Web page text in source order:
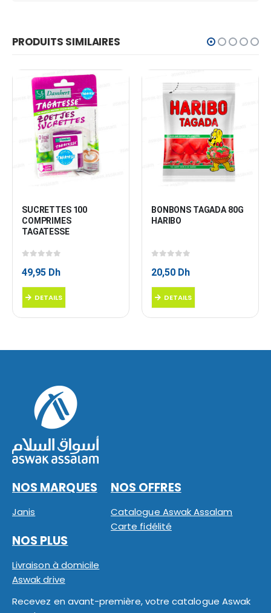
PRODUITS SIMILAIRES
SUCRETTES 100
COMPRIMES
TAGATESSE
49,95 Dh
DETAILS
BONBONS TAGADA 80G
HARIBO
20,50 Dh
DETAILS
NOS MARQUES
Janis
NOS OFFRES
Catalogue Aswak Assalam
Carte fidélité
NOS PLUS
Livraison à domicile
Aswak drive
Recevez en avant-première, votre catalogue Aswak